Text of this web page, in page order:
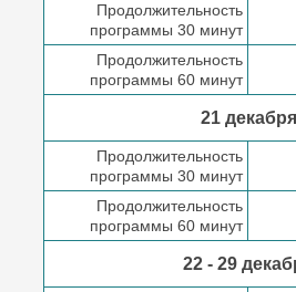
Продолжительность
программы 30 минут
Продолжительность
программы 60 минут
21 декабря
Продолжительность
программы 30 минут
Продолжительность
программы 60 минут
22 - 29